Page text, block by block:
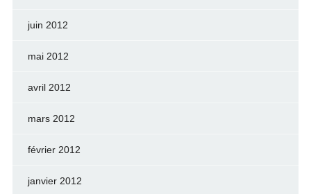
juin 2012
mai 2012
avril 2012
mars 2012
février 2012
janvier 2012